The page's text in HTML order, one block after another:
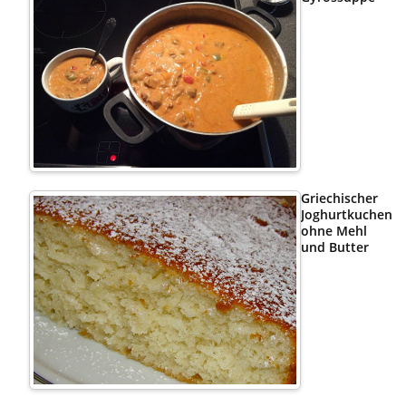
Griechischer
Joghurtkuchen
ohne Mehl
und Butter